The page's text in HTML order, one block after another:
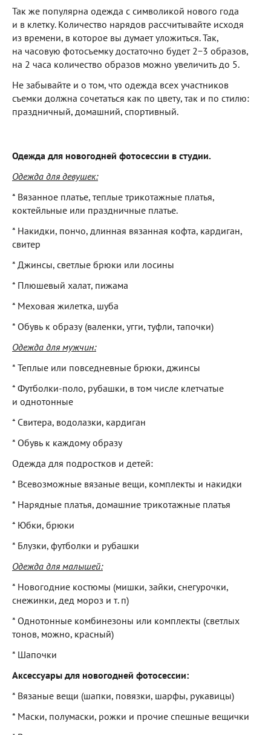
Так же популярна одежда с символикой нового года
и в клетку. Количество нарядов рассчитывайте исходя
из времени, в которое вы думает уложиться. Так,
на часовую фотосъемку достаточно будет 2−3 образов,
на 2 часа количество образов можно увеличить до 5.
Не забывайте и о том, что одежда всех участников
съемки должна сочетаться как по цвету, так и по стилю:
праздничный, домашний, спортивный.
Одежда для новогодней фотосессии в студии.
Одежда для девушек:
* Вязанное платье, теплые трикотажные платья,
коктейльные или праздничные платье.
* Накидки, пончо, длинная вязанная кофта, кардиган,
свитер
* Джинсы, светлые брюки или лосины
* Плюшевый халат, пижама
* Меховая жилетка, шуба
* Обувь к образу (валенки, угги, туфли, тапочки)
Одежда для мужчин:
* Теплые или повседневные брюки, джинсы
* Футболки-поло, рубашки, в том числе клетчатые
и однотонные
* Свитера, водолазки, кардиган
* Обувь к каждому образу
Одежда для подростков и детей:
* Всевозможные вязаные вещи, комплекты и накидки
* Нарядные платья, домашние трикотажные платья
* Юбки, брюки
* Блузки, футболки и рубашки
Одежда для малышей:
* Новогодние костюмы (мишки, зайки, снегурочки,
снежинки, дед мороз и т. п)
* Однотонные комбинезоны или комплекты (светлых
тонов, можно, красный)
* Шапочки
Аксессуары для новогодней фотосессии:
* Вязаные вещи (шапки, повязки, шарфы, рукавицы)
* Маски, полумаски, рожки и прочие спешные вещички